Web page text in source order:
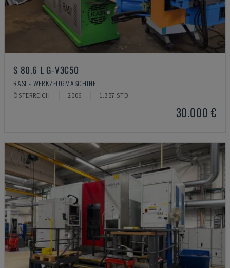
S 80.6 L G-V3C50
RASI - WERKZEUGMASCHINE
ÖSTERREICH 2006 1.357 STD
30.000 €